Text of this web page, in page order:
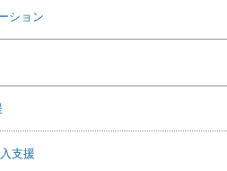
ション
支援